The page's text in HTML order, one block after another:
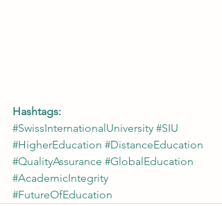
Hashtags:
#SwissInternationalUniversity #SIU
#HigherEducation #DistanceEducation
#QualityAssurance #GlobalEducation
#AcademicIntegrity
#FutureOfEducation